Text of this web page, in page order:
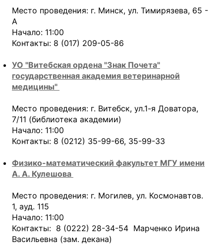
Место проведения: г. Минск, ул. Тимирязева, 65 -
А
Начало: 11:00
Контакты: 8 (017) 209-05-86
УО "Витебская ордена "Знак Почета"
государственная академия ветеринарной
медицины"
Место проведения: г. Витебск, ул.1-я Доватора,
7/11 (библиотека академии)
Начало: 11:00
Контакты: 8 (0212) 35-99-66, 35-99-33
Физико-математический факультет МГУ имени
А. А. Кулешова
Место проведения: г. Могилев, ул. Космонавтов.
1, ауд. 115
Начало: 11:00
Контакты: 8 (0222) 28-34-54 Марченко Ирина
Васильевна (зам. декана)